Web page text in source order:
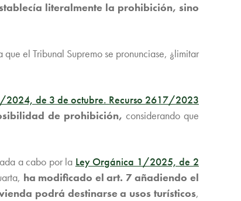
literalmente la prohibición, sino
el Tribunal Supremo se pronunciase, ¿limitar
2024, de 3 de octubre. Recurso 2617/2023
de prohibición, considerando que
a cabo por la Ley Orgánica 1/2025, de 2
ha modificado el art. 7 añadiendo el
podrá destinarse a usos turísticos,